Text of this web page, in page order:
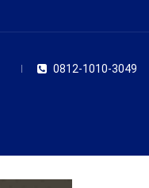
0812-1010-3049